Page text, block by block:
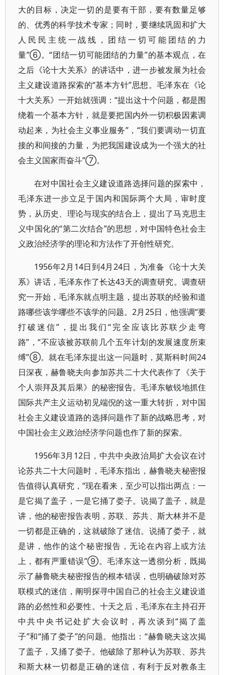
大的目标，决定一切的是要有干部，要有数量足够
的、优秀的科学技术专家；同时，要继续巩固和扩大
人民民主统一战线，团结一切可能团结的力
量”⑥。“团结一切可能团结的力量”的基本观点，在
之后《论十大关系》的讲话中，进一步被发展为社会
主义建设道路探索的“基本方针”思想。毛泽东在《论
十大关系》一开始就强调：“提出这十个问题，都是围
绕着一个基本方针，就是要把国内外一切积极因素调
动起来，为社会主义事业服务”，“我们要调动一切直
接的和间接的力量，为把我国建设成为一个强大的社
会主义国家而奋斗”⑦。
在对中国社会主义建设道路选择问题的探索中，
毛泽东进一步立足于国内和国际两个大局，审时度
势，从历史、理论与现实的结合上，提出了马克思主
义中国化的“第二次结合”的思想，对中国特色社会主
义政治经济学的理论和方法作了开创性研究。
1956年2月14日到4月24日，为准备《论十大关
系》讲话，毛泽东作了长达43天的调查研究。调查研
究一开始，毛泽东就点明主题，提出苏联的经验和道
路哪些该学哪些不该学的问题。2月25日，他强调“要
打破迷信”，提出我们“完全应该比苏联少走弯
路”，“不应该被苏联前几个五年计划的发展速度所束
缚”⑧。就在毛泽东提出这一问题时，莫斯科时间24
日深夜，赫鲁晓夫向参加苏共二十大代表作了《关于
个人崇拜及其后果》的秘密报告。毛泽东敏锐地抓住
国际共产主义运动初见端倪的这一重大转折，对中国
社会主义建设道路的选择问题作了新的战略思考，对
中国社会主义政治经济学问题也作了新的探索。
1956年3月12日，中共中央政治局扩大会议在讨
论苏共二十大问题时，毛泽东指出，赫鲁晓夫秘密报
告值得认真研究，“现在看来，至少可以指出两点：一
是它揭了盖子，一是它捅了娄子。说揭了盖子，就是
讲，他的秘密报告表明，苏联、苏共、斯大林并不是
一切都是正确的，这就破除了迷信。说捅了娄子，就
是讲，他作的这个秘密报告，无论在内容上或方法
上，都有严重错误”⑨。毛泽东这一透彻分析，既揭
示了赫鲁晓夫秘密报告的根本错误，也明确破除对苏
联模式的迷信，阐明探寻中国自己的社会主义建设道
路的必然性和必要性。十天之后，毛泽东在主持召开
中共中央书记处扩大会议时，再次谈到“揭了盖
子”和“捅了娄子”的问题。他指出：“赫鲁晓夫这次揭
了盖子，又捅了娄子。他破除了那种认为苏联、苏共
和斯大林一切都是正确的迷信，有利于反对教条主